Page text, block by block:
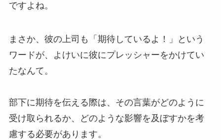
ですよね。
まさか、彼の上司も「期待しているよ！」という
ワードが、よけいに彼にプレッシャーをかけてい
たなんて。
部下に期待を伝える際は、その言葉がどのように
受け取られるか、どのような影響を及ぼすかを考
慮する必要があります。